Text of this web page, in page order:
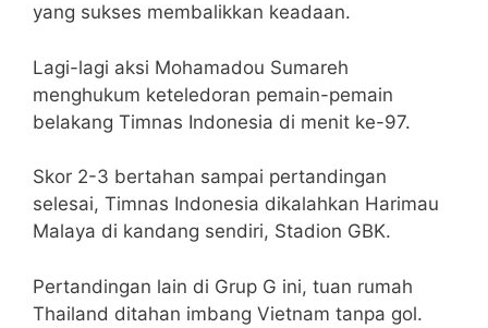
yang sukses membalikkan keadaan.
Lagi-lagi aksi Mohamadou Sumareh
menghukum keteledoran pemain-pemain
belakang Timnas Indonesia di menit ke-97.
Skor 2-3 bertahan sampai pertandingan
selesai, Timnas Indonesia dikalahkan Harimau
Malaya di kandang sendiri, Stadion GBK.
Pertandingan lain di Grup G ini, tuan rumah
Thailand ditahan imbang Vietnam tanpa gol.